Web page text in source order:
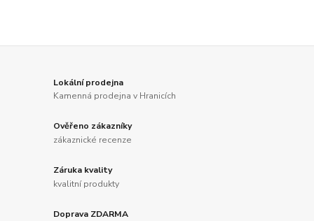
Lokální prodejna
Kamenná prodejna v Hranicích
Ověřeno zákazníky
zákaznické recenze
Záruka kvality
kvalitní produkty
Doprava ZDARMA